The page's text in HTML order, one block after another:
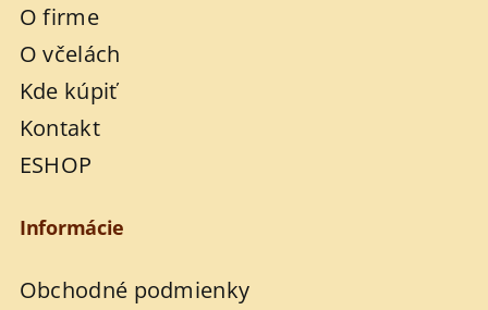
O firme
O včelách
Kde kúpiť
Kontakt
ESHOP
Informácie
Obchodné podmienky